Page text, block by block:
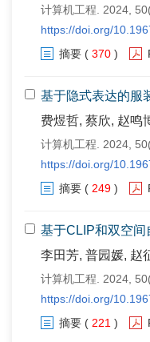
计算机工程. 2024,
https://doi.org/
摘要 ( 370 )
基于隐式表达的服
费煜哲, 蔡欣, 赵鸣
计算机工程. 2024,
https://doi.org/
摘要 ( 249 )
基于CLIP和双空
李田芳, 普园媛, 赵
计算机工程. 2024,
https://doi.org/
摘要 ( 221 )